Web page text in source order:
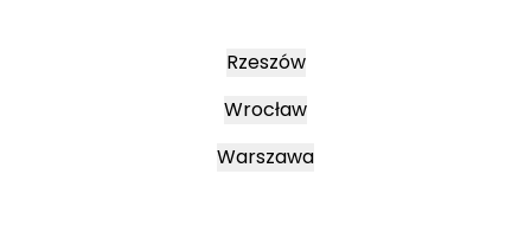
Rzeszów
Wrocław
Warszawa